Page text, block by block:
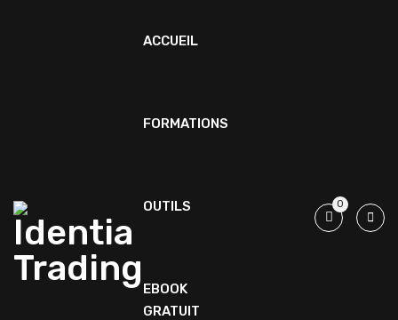
ACCUEIL
FORMATIONS
OUTILS
EBOOK
GRATUIT
0